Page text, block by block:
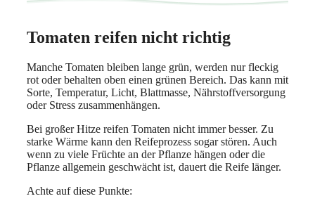
Tomaten reifen nicht richtig
Manche Tomaten bleiben lange grün, werden nur fleckig
rot oder behalten oben einen grünen Bereich. Das kann mit
Sorte, Temperatur, Licht, Blattmasse, Nährstoffversorgung
oder Stress zusammenhängen.
Bei großer Hitze reifen Tomaten nicht immer besser. Zu
starke Wärme kann den Reifeprozess sogar stören. Auch
wenn zu viele Früchte an der Pflanze hängen oder die
Pflanze allgemein geschwächt ist, dauert die Reife länger.
Achte auf diese Punkte: